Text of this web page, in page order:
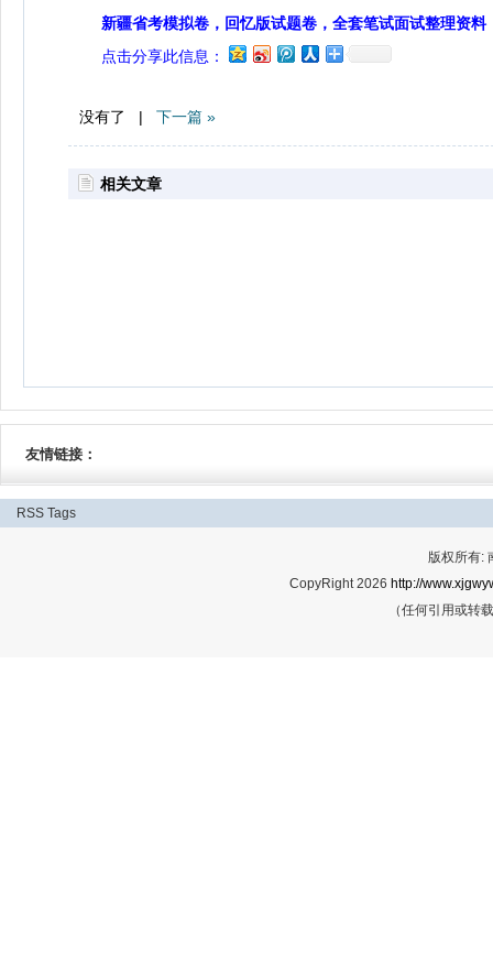
新疆省考模拟卷，回忆版试题卷，全套笔试面试整理资料
点击分享此信息：
没有了 | 下一篇 »
相关文章
友情链接：
RSS Tags
版权所有:
CopyRight 2026 http://
（任何引用或转